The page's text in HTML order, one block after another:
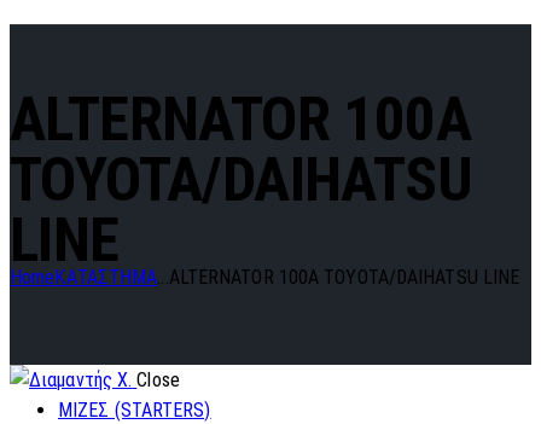
ALTERNATOR 100A
TOYOTA/DAIHATSU
LINE
Home ΚΑΤΑΣΤΗΜΑ...ALTERNATOR 100A TOYOTA/DAIHATSU LINE
Close
ΜΙΖΕΣ (STARTERS)